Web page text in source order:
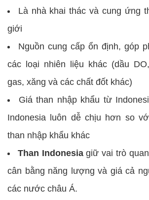
Là nhà khai thác và cung ứng
giới
Nguồn cung cấp ổn định, góp
các loại nhiên liệu khác (dầu
gas, xăng và các chất đốt khác)
Giá than nhập khẩu từ
Indonesia luôn dễ chịu hơn so
than nhập khẩu khác
Than Indonesiagiữ vai trò
cân bằng năng lượng và giá cả
các nước châu Á.